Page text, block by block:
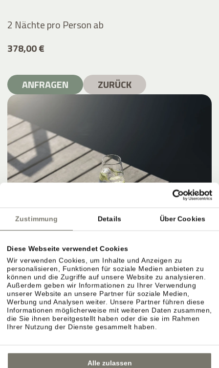
Zustimmung Details Über Cookies
Diese Webseite verwendet Cookies
Wir verwenden Cookies, um Inhalte und Anzeigen zu
personalisieren, Funktionen für soziale Medien anbieten zu
können und die Zugriffe auf unsere Website zu analysieren.
Außerdem geben wir Informationen zu Ihrer Verwendung
unserer Website an unsere Partner für soziale Medien,
Werbung und Analysen weiter. Unsere Partner führen diese
Informationen möglicherweise mit weiteren Daten zusammen,
die Sie ihnen bereitgestellt haben oder die sie im Rahmen
Ihrer Nutzung der Dienste gesammelt haben.
Alle zulassen
2 Nächte pro Personab
378,00 €
ANFRAGEN ZURÜCK